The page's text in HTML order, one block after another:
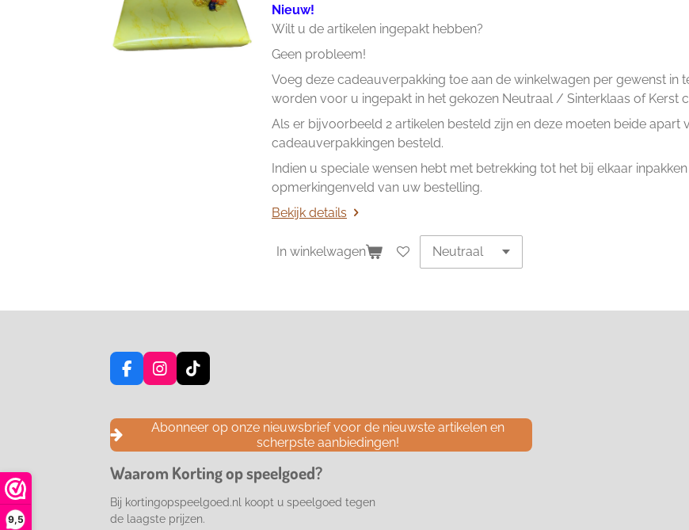
9,5
Nieuw!
Wilt u de artikelen ingepakt hebben?
Geen probleem!
Voeg deze cadeauverpakking toe aan de winkelwagen per gewenst in
worden voor u ingepakt in het gekozen Neutraal / Sinterklaas of Kerst
Als er bijvoorbeeld 2 artikelen besteld zijn en deze moeten beide
cadeauverpakkingen besteld.
Indien u speciale wensen hebt met betrekking tot het bij elkaar
opmerkingenveld van uw bestelling.
Bekijk details
In winkelwagen
F
a
e
o
k
I
n
t
a
g
a
T
i
T
o
k
Abonneer op onze nieuwsbrief voor de nieuwste artikelen en
scherpste aanbiedingen!
Waarom Korting op speelgoed?
Bij kortingopspeelgoed.nl koopt u speelgoed tegen
de laagste prijzen.